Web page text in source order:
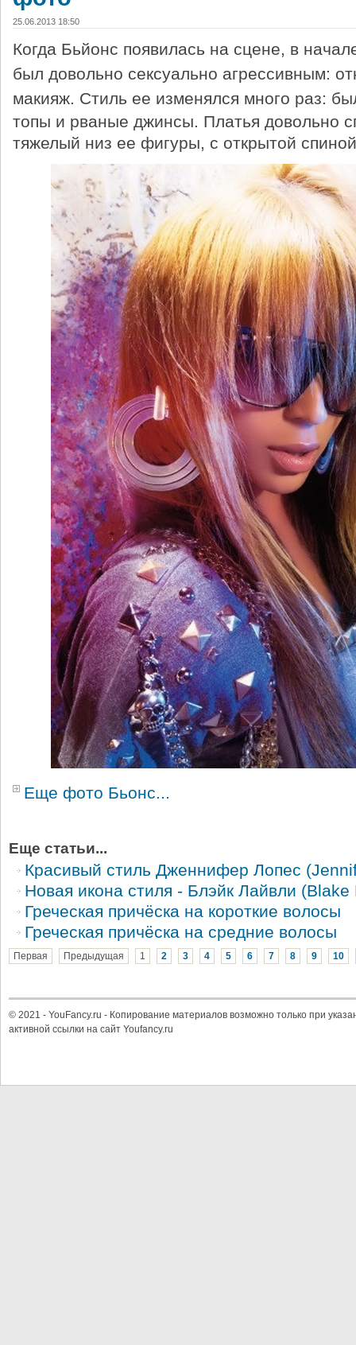
25.06.2013 18:50
Когда Бьйонс появилась на сцене, в
был довольно сексуально агрессивным:
макияж. Стиль ее изменялся много раз:
топы и рваные джинсы. Платья довольно
тяжелый низ ее фигуры, с открытой
Еще фото Бьонс...
Еще статьи...
Красивый стиль Дженнифер Лопес
Новая икона стиля - Блэйк Лайвли
Греческая причёска на короткие волосы
Греческая причёска на средние волосы
Первая Предыдущая 1 2 3 4 5 6 7 8 9 10
© 2021 - YouFancy.ru - Копирование материалов возможно только при
активной ссылки на сайт Youfancy.ru